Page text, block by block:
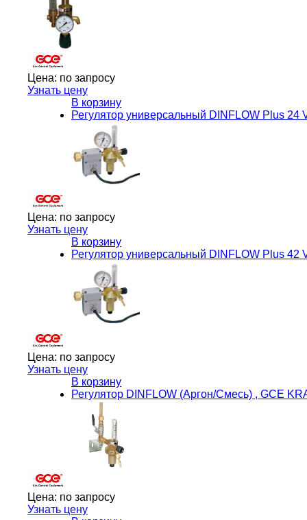
Цена: по запросу
Узнать цену
В корзину
Регулятор универсальный DINFLOW Plus 24
Цена: по запросу
Узнать цену
В корзину
Регулятор универсальный DINFLOW Plus 42
Цена: по запросу
Узнать цену
В корзину
Регулятор DINFLOW (Аргон/Смесь) , GCE
Цена: по запросу
Узнать цену